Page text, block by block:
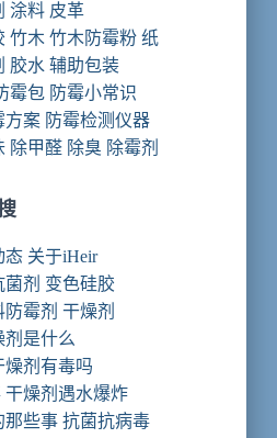
涂料 皮革
竹木 竹木防霉粉 纸
胶水 辅助包装
霉包 防霉小常识
方案 防霉检测仪器
除甲醛 除臭 除霉剂
态 关于iHeir
剂 变色硅胶
防霉剂 干燥剂
剂是什么
燥剂有毒吗
干燥剂遇水爆炸
那些事 抗菌抗病毒